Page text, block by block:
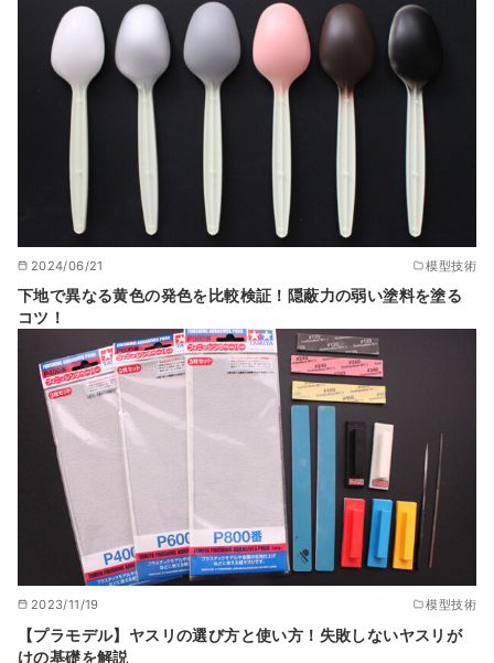
2024/06/21 模型技術
下地で異なる黄色の発色を比較検証！隠蔽力の弱い塗料を塗る
コツ！
2023/11/19 模型技術
【プラモデル】ヤスリの選び方と使い方！失敗しないヤスリが
けの基礎を解説